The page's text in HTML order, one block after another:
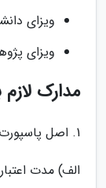
ویزای
ویزای
مدارک
1. اصل پاسپورت با امضاء، به همراه گذرنامه ­های قبلی.
الف) مدت اعتبار حداقل 6 ماه